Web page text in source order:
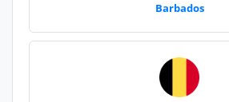
Barbados